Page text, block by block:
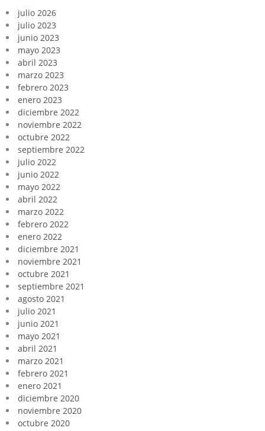
julio 2026
julio 2023
junio 2023
mayo 2023
abril 2023
marzo 2023
febrero 2023
enero 2023
diciembre 2022
noviembre 2022
octubre 2022
septiembre 2022
julio 2022
junio 2022
mayo 2022
abril 2022
marzo 2022
febrero 2022
enero 2022
diciembre 2021
noviembre 2021
octubre 2021
septiembre 2021
agosto 2021
julio 2021
junio 2021
mayo 2021
abril 2021
marzo 2021
febrero 2021
enero 2021
diciembre 2020
noviembre 2020
octubre 2020